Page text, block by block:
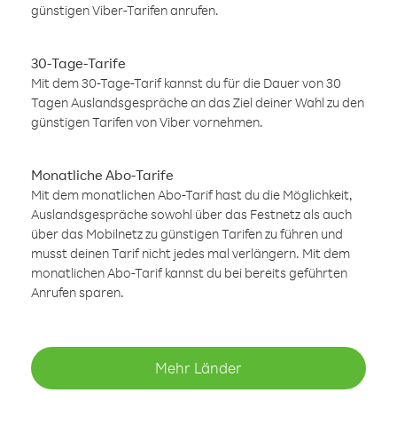
günstigen Viber-Tarifen anrufen.
30-Tage-Tarife
Mit dem 30-Tage-Tarif kannst du für die Dauer von 30
Tagen Auslandsgespräche an das Ziel deiner Wahl zu den
günstigen Tarifen von Viber vornehmen.
Monatliche Abo-Tarife
Mit dem monatlichen Abo-Tarif hast du die Möglichkeit,
Auslandsgespräche sowohl über das Festnetz als auch
über das Mobilnetz zu günstigen Tarifen zu führen und
musst deinen Tarif nicht jedes mal verlängern. Mit dem
monatlichen Abo-Tarif kannst du bei bereits geführten
Anrufen sparen.
Mehr Länder